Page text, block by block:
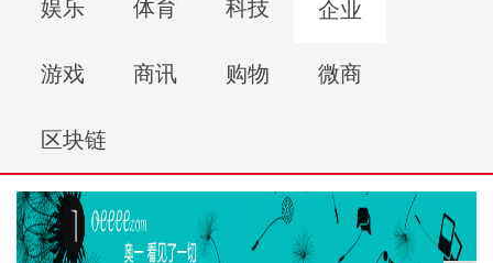
娱乐 体育 科技 企业
游戏 商讯 购物 微商
区块链